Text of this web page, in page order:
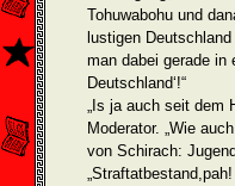
Tohuwabohu und
lustigen
man dabei gerade in
Deutschland‘!“
„Is ja auch seit dem
Moderator. „Wie
von Schirach: